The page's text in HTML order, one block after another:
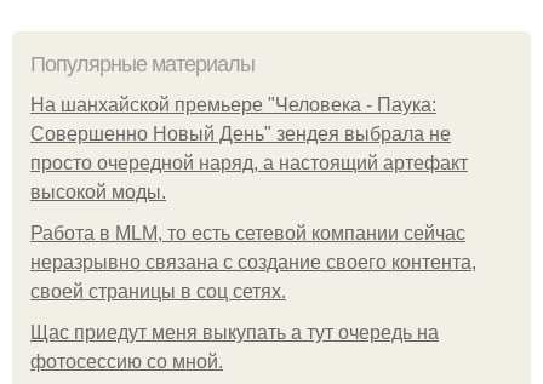
Популярные материалы
На шанхайской премьере "Человека - Паука:
Совершенно Новый День" зендея выбрала не
просто очередной наряд, а настоящий артефакт
высокой моды.
Работа в MLM, то есть сетевой компании сейчас
неразрывно связана с создание своего контента,
своей страницы в соц сетях.
Щас приедут меня выкупать а тут очередь на
фотосессию со мной.